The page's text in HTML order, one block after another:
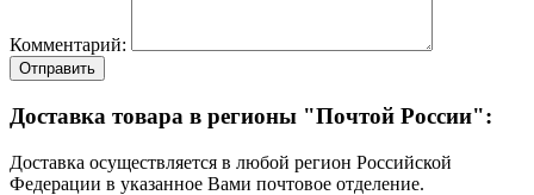
Комментарий:
Отправить
Доставка товара в регионы "Почтой России":
Доставка осуществляется в любой регион Российской
Федерации в указанное Вами почтовое отделение.